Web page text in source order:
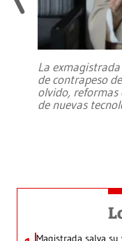
La
de contrapeso
olvido, reformas
de nuevas